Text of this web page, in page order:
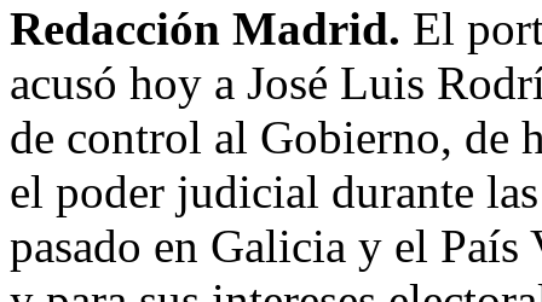
Redacción Madrid. El
acusó hoy a José Luis
de control al Gobierno, de
el poder judicial durante
pasado en Galicia y el País